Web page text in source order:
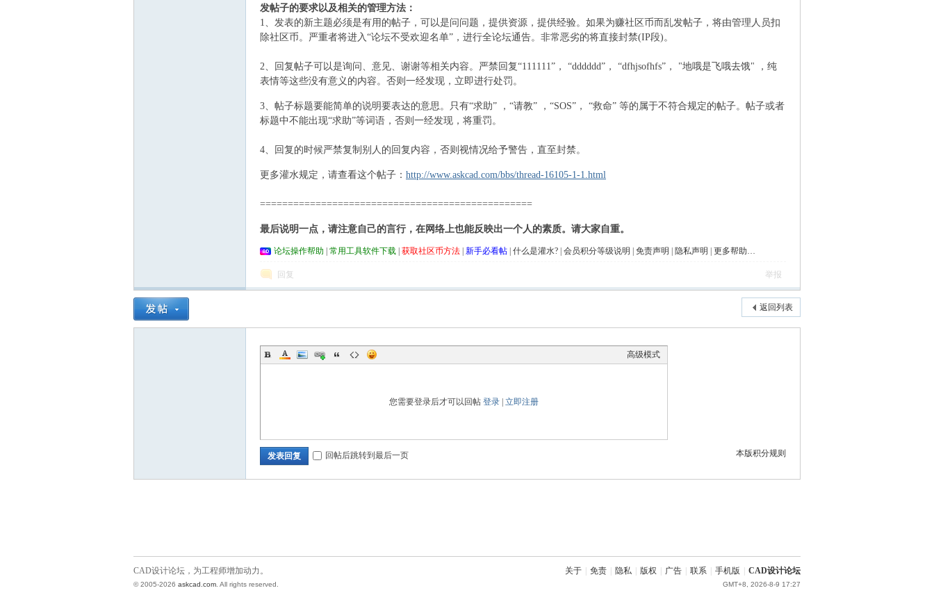
发帖子的要求以及相关的管理方法：
1、发表的新主题必须是有用的帖子，可以是问问题，提供资源，提供经验。如果为赚社区币而乱发帖子，将由管理人员扣
除社区币。严重者将进入“论坛不受欢迎名单”，进行全论坛通告。非常恶劣的将直接封禁(IP段)。
2、回复帖子可以是询问、意见、谢谢等相关内容。严禁回复“111111”， “dddddd”， “dfhjsofhfs”， "地哦是飞哦去饿" ，纯
表情等这些没有意义的内容。否则一经发现，立即进行处罚。
3、帖子标题要能简单的说明要表达的意思。只有“求助” ，“请教” ，“SOS”， “救命” 等的属于不符合规定的帖子。帖子或者
标题中不能出现“求助”等词语，否则一经发现，将重罚。
4、回复的时候严禁复制别人的回复内容，否则视情况给予警告，直至封禁。
更多灌水规定，请查看这个帖子： http://www.askcad.com/bbs/thread-16105-1-1.html
=================================================
最后说明一点，请注意自己的言行，在网络上也能反映出一个人的素质。请大家自重。
论坛操作帮助 常用工具软件下载 获取社区币方法 新手必看帖 什么是灌水? 会员积分等级说明 免责声明 隐私声明 更多帮助…
回复 举报
返回列表
高级模式
您需要登录后才可以回帖 登录 立即注册
本版积分规则
发表回复 回帖后跳转到最后一页
关于 免责 隐私 版权 广告 联系 手机版 CAD设计论坛
GMT+8, 2026-8-9 17:27
CAD设计论坛，为工程师增加动力。
© 2005-2026 askcad.com . All rights reserved.